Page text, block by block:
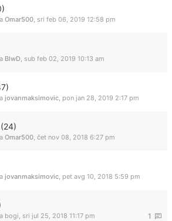
Omar500, sri feb 06, 2019 12:58 pm
BlwD, sub feb 02, 2019 10:13 am
jovanmaksimovic, pon jan 28, 2019 2:17 pm
Omar500, čet nov 08, 2018 6:27 pm
jovanmaksimovic, pet avg 10, 2018 5:59 pm
1
bogi, sri jul 25, 2018 11:17 pm